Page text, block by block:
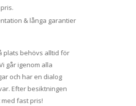
& långa garantier
plats behövs alltid för
går igenom alla
och har en dialog
Efter besiktningen
fast pris!